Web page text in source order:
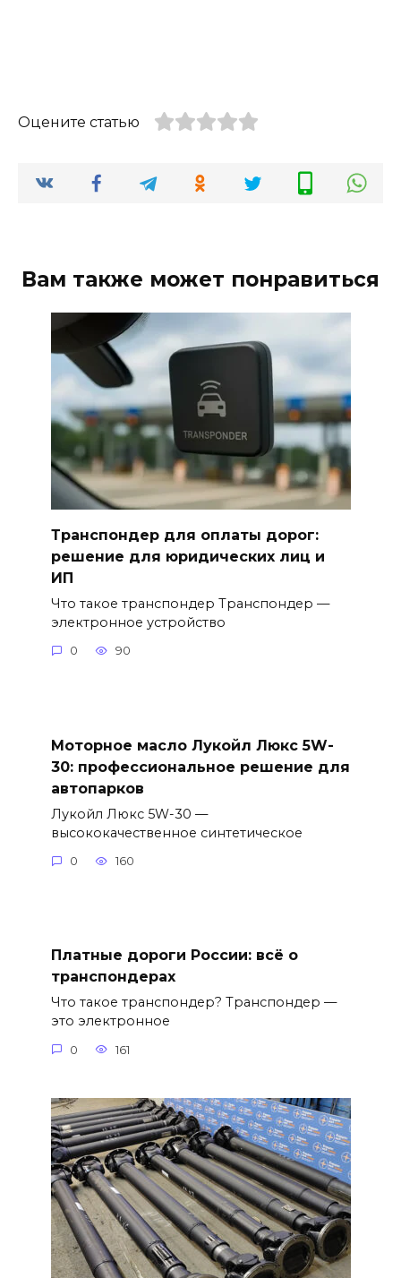
Оцените статью
Вам также может понравиться
Транспондер для оплаты дорог:
решение для юридических лиц и
ИП
Что такое транспондер Транспондер —
электронное устройство
0 90
Моторное масло Лукойл Люкс 5W-
30: профессиональное решение для
автопарков
Лукойл Люкс 5W-30 —
высококачественное синтетическое
0 160
Платные дороги России: всё о
транспондерах
Что такое транспондер? Транспондер —
это электронное
0 161